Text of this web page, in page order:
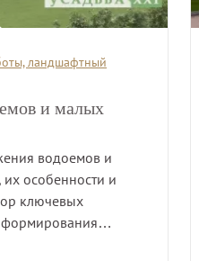
ландшафтный
и малых
водоемов и
особенности и
ключевых
формирования…